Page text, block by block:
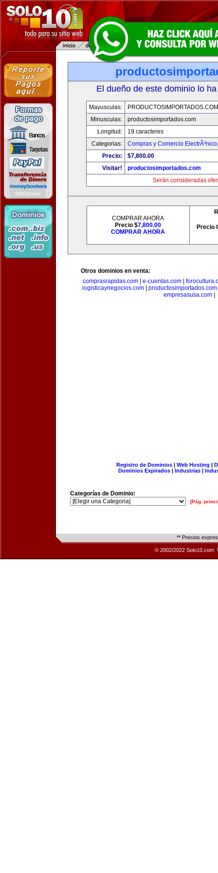
El dueño de este dominio lo
Mayusculas:
PRODUCTOSIMPORTADOS.COM
Minusculas:
productosimportados.com
Longitud:
19 caracteres
Categorias:
Compras y Comercio ElectrÃ³nico
Precio:
$7,800.00
Visitar!
productosimportados.com
Serán consideradas
COMPRAR AHORA
Precio $7,800.00
COMPRAR AHORA
Precio
Otros dominios en venta:
comprasrapidas.com
e-cuentas.com
logisticaynegocios.com
productosimportados.com
empresasusa.com
Registro de Dominios| Web Hosting |
Dominios Expirados | Industrias |
Categorías de Dominio:
[Pág.
** Precios
© 2002/2022 Solo10.com